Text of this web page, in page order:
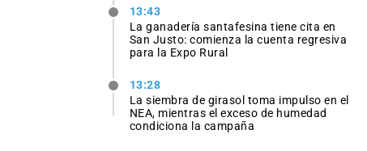
13:43
La ganadería santafesina tiene cita en
San Justo: comienza la cuenta regresiva
para la Expo Rural
13:28
La siembra de girasol toma impulso en el
NEA, mientras el exceso de humedad
condiciona la campaña